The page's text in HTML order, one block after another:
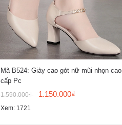
Mã B524: Giày cao gót nữ mũi nhọn cao
cấp Pc
1.590.000₫ 1.150.000₫
Xem: 1721